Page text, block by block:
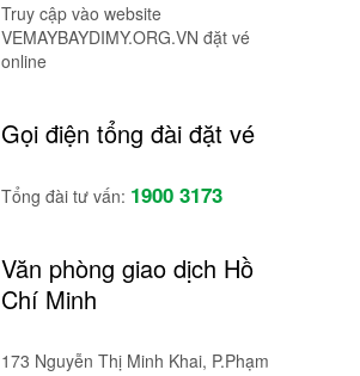
Truy cập vào website
VEMAYBAYDIMY.ORG.VN đặt vé
online
Gọi điện tổng đài đặt vé
Tổng đài tư vấn: 1900 3173
Văn phòng giao dịch Hồ
Chí Minh
173 Nguyễn Thị Minh Khai, P.Phạm